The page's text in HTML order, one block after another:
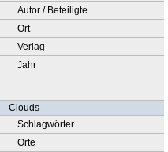
Autor / Beteiligte
Ort
Verlag
Jahr
Clouds
Schlagwörter
Orte